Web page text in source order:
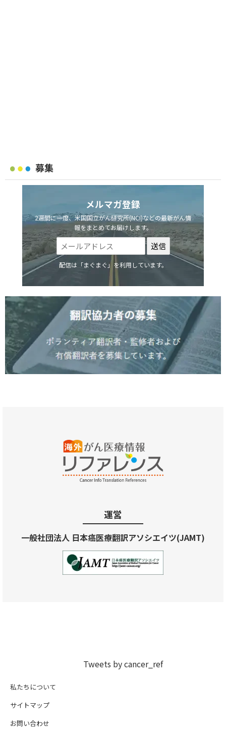
募集
メルマガ登録
2週間に一度、米国国立がん研究所(NCI)などの最新がん情
報をまとめてお届けします。
配信は「まぐまぐ」を利用しています。
運営
一般社団法人 日本癌医療翻訳アソシエイツ(JAMT)
Tweets by cancer_ref
私たちについて
サイトマップ
お問い合わせ